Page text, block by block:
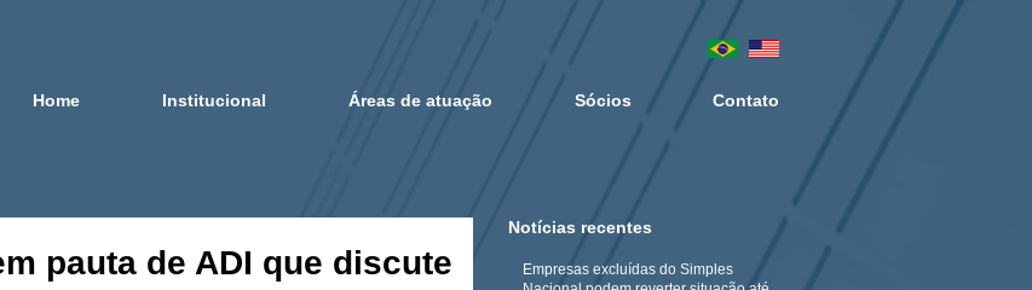
Home Institucional Áreas de atuação Sócios Contato
pauta de ADI que discute
Notícias recentes
Empresas excluídas do Simples